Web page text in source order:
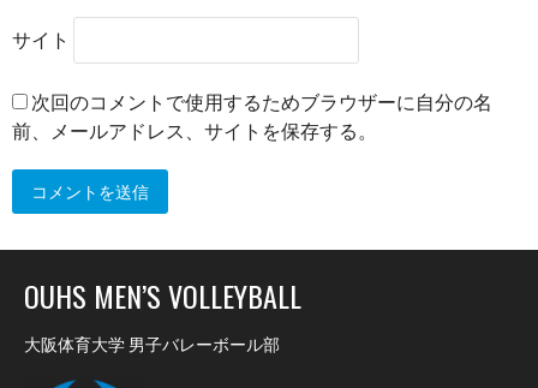
サイト
次回のコメントで使用するためブラウザーに自分の名
前、メールアドレス、サイトを保存する。
OUHS MEN’S VOLLEYBALL
大阪体育大学 男子バレーボール部